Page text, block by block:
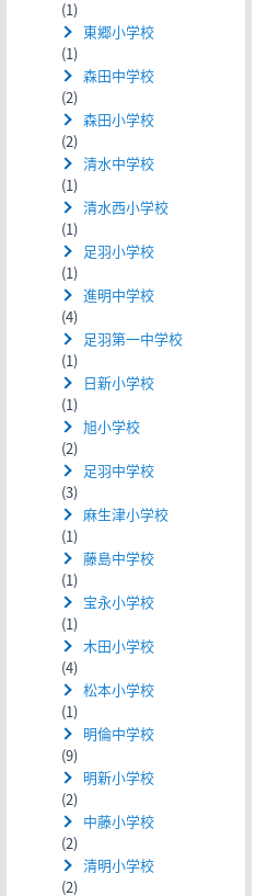
(1)
東郷小学校
(1)
森田中学校
(2)
森田小学校
(2)
清水中学校
(1)
清水西小学校
(1)
足羽小学校
(1)
進明中学校
(4)
足羽第一中学校
(1)
日新小学校
(1)
旭小学校
(2)
足羽中学校
(3)
麻生津小学校
(1)
藤島中学校
(1)
宝永小学校
(1)
木田小学校
(4)
松本小学校
(1)
明倫中学校
(9)
明新小学校
(2)
中藤小学校
(2)
清明小学校
(2)